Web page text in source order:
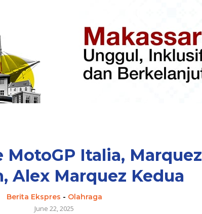
MotoGP Italia, Marquez
Alex Marquez Kedua
Berita Ekspres - Olahraga
June 22, 2025